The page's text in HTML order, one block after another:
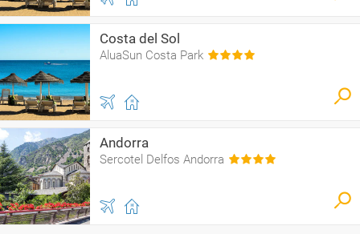
Costa del Sol
AluaSun Costa Park
Andorra
Sercotel Delfos Andorra